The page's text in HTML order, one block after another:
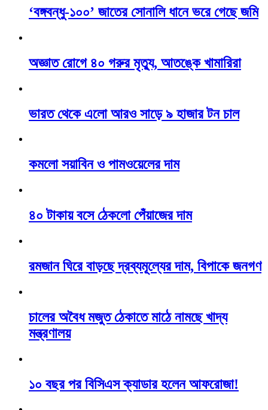
‘বঙ্গবন্ধু-১০০’ জাতের সোনালি ধানে ভরে গেছে জমি
অজ্ঞাত রোগে ৪০ গরুর মৃত্যু, আতঙ্কে খামারিরা
ভারত থেকে এলো আরও সাড়ে ৯ হাজার টন চাল
কমলো সয়াবিন ও পামওয়েলের দাম
৪০ টাকায় বসে ঠেকলো পেঁয়াজের দাম
রমজান ঘিরে বাড়ছে দ্রব্যমূল্যের দাম, বিপাকে জনগণ
চালের অবৈধ মজুত ঠেকাতে মাঠে নামছে খাদ্য
মন্ত্রণালয়
১০ বছর পর বিসিএস ক্যাডার হলেন আফরোজা!